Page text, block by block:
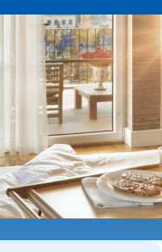
PT(€)